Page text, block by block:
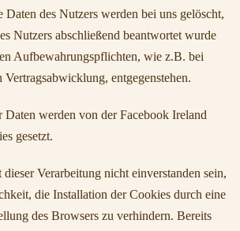
des Nutzers werden bei uns gelöscht,
Nutzers abschließend beantwortet wurde
Aufbewahrungspflichten, wie z.B. bei
Vertragsabwicklung, entgegenstehen.
Daten werden von der Facebook Ireland
gesetzt.
Verarbeitung nicht einverstanden sein,
die Installation der Cookies durch eine
des Browsers zu verhindern. Bereits